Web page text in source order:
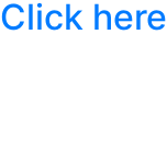
Click here